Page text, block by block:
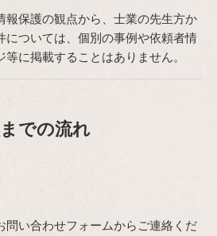
報保護の観点から、士業の先生方か
については、個別の事例や依頼者情
に掲載することはありません。
での流れ
問い合わせフォームからご連絡くだ